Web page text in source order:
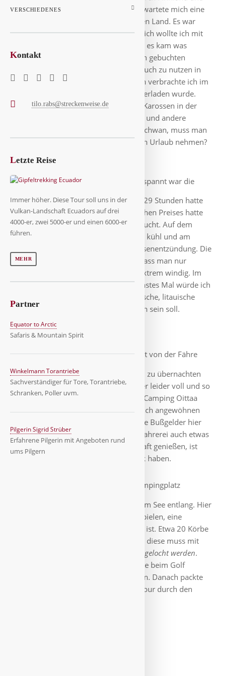
ans Nordkap. Mit dem Wohnmobil erwartete mich eine
entspannte Reise in einem entspannten Land. Es war
ungewohnt allein zu reisen, ursprünglich wollte ich mit
zur Tour de France Manu fahren, aber es kam was
dazwischen. Nun stand ich da mit dem gebuchten
Wohnmobil und entschied mich das auch zu nutzen in
den Weiten Finnlands. Etwa 4 Stunden verbrachte ich im
Fährhafen ehe mein kleiner Camper verladen wurde.
Hier standen auch schon erste Luxus-Karossen in der
Schlange, ein ausgebauter Allrad-LKW und andere
überlange Wohnmobile. Mein lieber Schwan, muss man
seinen gesamten Hausstand mit in den Urlaub nehmen?
Weniger entspannt war die
Hinreise mit der Fähre. 1132 km und 29 Stunden hatte
ich unterschätzt. Wegen des schon hohen Preises hatte
ich keine Kabine, nur Schlafsessel gebucht. Auf dem
Oberdeck der Finnmaid war es nachts kühl und am
nächsten Tag erwartete mich eine Blasenentzündung. Die
Fähre machte ordentlich Betrieb, so dass man nur
kurzzeitig auf's Deck konnte, es war extrem windig. Im
Nachhinein ist man meist klüger, nächstes Mal würde ich
in Tallinn übersetzen, zumal die polnische, litauische
bzw. estnische Ostseeküste sehr schön sein soll.
Helsinki - Espoo
Nach Abfahrt von der Fähre
plante ich im Rastila Camping Helsinki zu übernachten
und Helsinki zu besuchen. Da war aber leider voll und so
musste ich 30 km weiter auf den Sun Camping Oittaa
Espoo. Man sollte sich in Finnland gleich angewöhnen
die Geschwindigkeiten einzuhalten, die Bußgelder hier
tun richtig weh 😥. Deswegen ist die Fahrerei auch etwas
anstrengend, nur die schöne Landschaft genießen, ist
nicht. Möglichst Tacho immer im Blick haben.
Auf dem Campingplatz
angekommen, wanderte ich erstmal am See entlang. Hier
sah ich das erste Mal Leute Discgolf spielen, eine
Trendsportart, die hier sehr verbreitet ist. Etwa 20 Körbe
mit Ketten stehen da auf der Wiese, in diese muss mit
eingelocht werden.
Nach bestimmten Regeln natürlich, wie beim Golf
gewinnt der mit den wenigsten Würfen. Danach packte
ich das Fahrrad aus für eine längere Tour durch den
VERSCHIEDENES
Kontakt
tilo.rabs@streckenweise.de
Letzte Reise
Immer höher. Diese Tour soll uns in der
Vulkan-Landschaft Ecuadors auf drei
4000-er, zwei 5000-er und einen 6000-er
führen.
MEHR
Partner
Equator to Arctic
Safaris & Mountain Spirit
Winkelmann Torantriebe
Sachverständiger für Tore, Torantriebe,
Schranken, Poller uvm.
Pilgerin Sigrid Strüber
Erfahrene Pilgerin mit Angeboten rund
ums Pilgern